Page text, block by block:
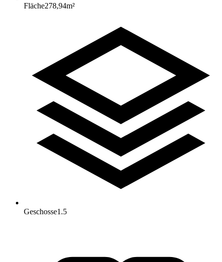
Fläche278,94m²
Geschosse1.5